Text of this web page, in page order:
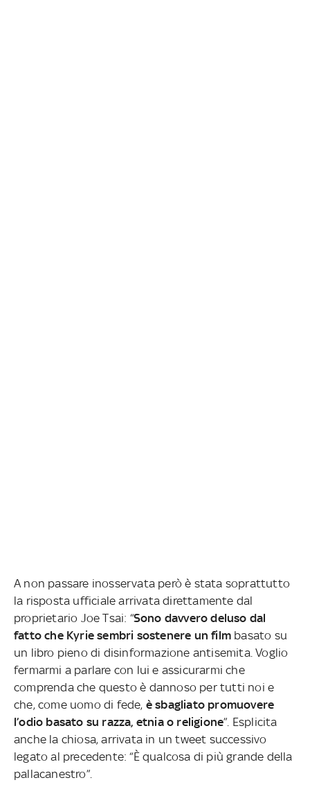
A non passare inosservata però è stata soprattutto
la risposta ufficiale arrivata direttamente dal
proprietario Joe Tsai: “Sono davvero deluso dal
fatto che Kyrie sembri sostenere un film basato su
un libro pieno di disinformazione antisemita. Voglio
fermarmi a parlare con lui e assicurarmi che
comprenda che questo è dannoso per tutti noi e
che, come uomo di fede, è sbagliato promuovere
l’odio basato su razza, etnia o religione”. Esplicita
anche la chiosa, arrivata in un tweet successivo
legato al precedente: “È qualcosa di più grande della
pallacanestro”.